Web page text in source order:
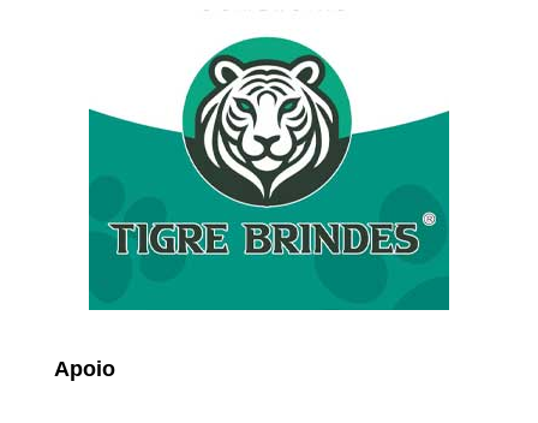
Apoio